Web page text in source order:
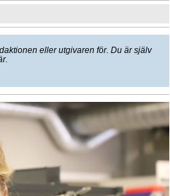
eller utgivaren för. Du är själv